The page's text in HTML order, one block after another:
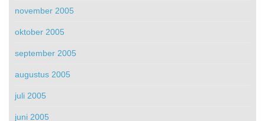
november 2005
oktober 2005
september 2005
augustus 2005
juli 2005
juni 2005